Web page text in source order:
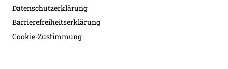
Datenschutzerklärung
Barrierefreiheitserklärung
Cookie-Zustimmung